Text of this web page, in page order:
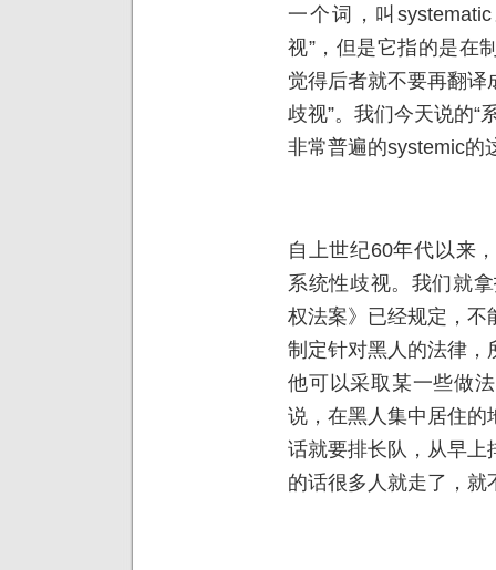
一个词，叫
视”，但是它指的是在
觉得后者就不要再翻译
歧视”。我们今天说的“
非常普遍的systemic的
自上世纪60年代以来
系统性歧视。我们就
权法案》已经规定，不
制定针对黑人的法律，
他可以采取某一些做
说，在黑人集中居住的
话就要排长队，从早上
的话很多人就走了，就